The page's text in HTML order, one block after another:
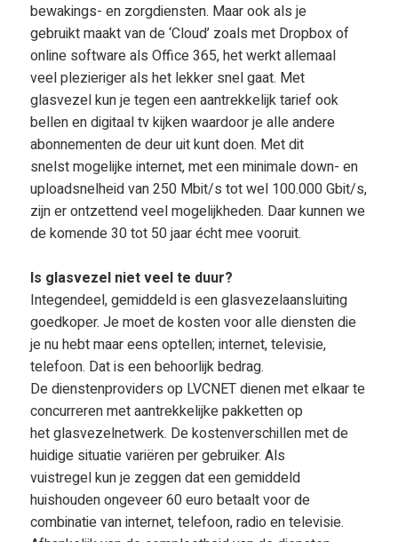
bewakings- en zorgdiensten. Maar ook als je
gebruikt maakt van de ‘Cloud’ zoals met Dropbox of
online software als Office 365, het werkt allemaal
veel plezieriger als het lekker snel gaat. Met
glasvezel kun je tegen een aantrekkelijk tarief ook
bellen en digitaal tv kijken waardoor je alle andere
abonnementen de deur uit kunt doen. Met dit
snelst mogelijke internet, met een minimale down- en
uploadsnelheid van 250 Mbit/s tot wel 100.000 Gbit/s,
zijn er ontzettend veel mogelijkheden. Daar kunnen we
de komende 30 tot 50 jaar écht mee vooruit.
Is glasvezel niet veel te duur?
Integendeel, gemiddeld is een glasvezelaansluiting
goedkoper. Je moet de kosten voor alle diensten die
je nu hebt maar eens optellen; internet, televisie,
telefoon. Dat is een behoorlijk bedrag.
De dienstenproviders op LVCNET dienen met elkaar te
concurreren met aantrekkelijke pakketten op
het glasvezelnetwerk. De kostenverschillen met de
huidige situatie variëren per gebruiker. Als
vuistregel kun je zeggen dat een gemiddeld
huishouden ongeveer 60 euro betaalt voor de
combinatie van internet, telefoon, radio en televisie.